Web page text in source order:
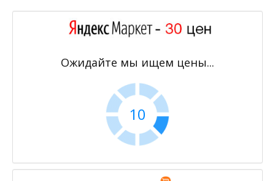
Ожидайте мы ищем цены...
10